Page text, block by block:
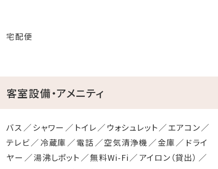
宅配便
客室設備・アメニティ
バス シャワー トイレ ウォシュレット
エアコン
テレビ
冷蔵庫 電話 空気清浄機 金庫
ドライ
ヤー
湯沸しポット 無料Wi-Fi
アイロン（貸出）